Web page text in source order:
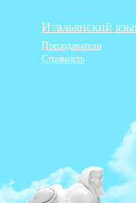
Итальянский
Преподаватели
Стоимость